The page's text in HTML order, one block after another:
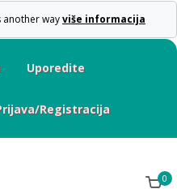
wayviše informacija
Uporedite
Registracija
0